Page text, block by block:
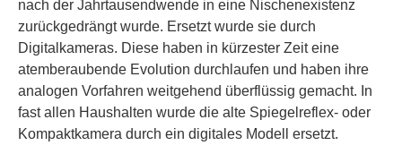
nach der Jahrtausendwende in eine Nischenexistenz
zurückgedrängt wurde. Ersetzt wurde sie durch
Digitalkameras. Diese haben in kürzester Zeit eine
atemberaubende Evolution durchlaufen und haben ihre
analogen Vorfahren weitgehend überflüssig gemacht. In
fast allen Haushalten wurde die alte Spiegelreflex- oder
Kompaktkamera durch ein digitales Modell ersetzt.